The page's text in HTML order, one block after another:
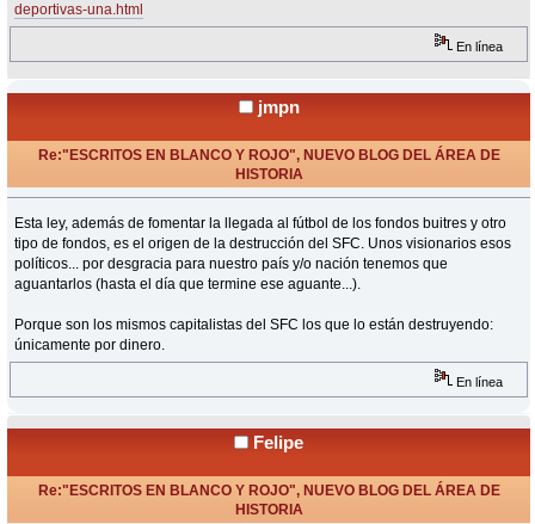
deportivas-una.html
En línea
jmpn
Re:"ESCRITOS EN BLANCO Y ROJO", NUEVO BLOG DEL ÁREA DE
HISTORIA
Esta ley, además de fomentar la llegada al fútbol de los fondos buitres y otro
tipo de fondos, es el origen de la destrucción del SFC. Unos visionarios esos
políticos... por desgracia para nuestro país y/o nación tenemos que
aguantarlos (hasta el día que termine ese aguante...).
Porque son los mismos capitalistas del SFC los que lo están destruyendo:
únicamente por dinero.
En línea
Felipe
Re:"ESCRITOS EN BLANCO Y ROJO", NUEVO BLOG DEL ÁREA DE
HISTORIA